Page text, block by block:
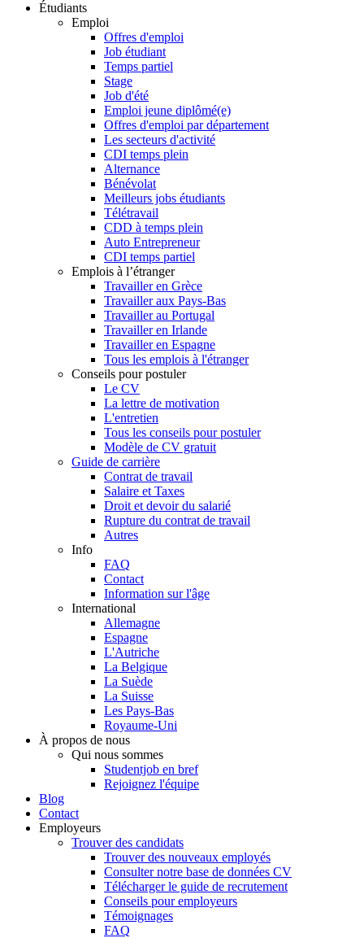
Étudiants
Emploi
Offres d'emploi
Job étudiant
Temps partiel
Stage
Job d'été
Emploi jeune diplômé(e)
Offres d'emploi par département
Les secteurs d'activité
CDI temps plein
Alternance
Bénévolat
Meilleurs jobs étudiants
Télétravail
CDD à temps plein
Auto Entrepreneur
CDI temps partiel
Emplois à l’étranger
Travailler en Grèce
Travailler aux Pays-Bas
Travailler au Portugal
Travailler en Irlande
Travailler en Espagne
Tous les emplois à l'étranger
Conseils pour postuler
Le CV
La lettre de motivation
L'entretien
Tous les conseils pour postuler
Modèle de CV gratuit
Guide de carrière
Contrat de travail
Salaire et Taxes
Droit et devoir du salarié
Rupture du contrat de travail
Autres
Info
FAQ
Contact
Information sur l'âge
International
Allemagne
Espagne
L'Autriche
La Belgique
La Suède
La Suisse
Les Pays-Bas
Royaume-Uni
À propos de nous
Qui nous sommes
Studentjob en bref
Rejoignez l'équipe
Blog
Contact
Employeurs
Trouver des candidats
Trouver des nouveaux employés
Consulter notre base de données CV
Télécharger le guide de recrutement
Conseils pour employeurs
Témoignages
FAQ